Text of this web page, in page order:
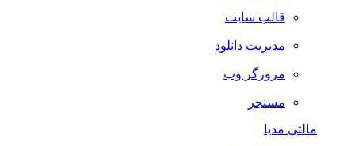
قالب سایت
مدیریت دانلود
مرورگر وب
مسنجر
مالتی مدیا